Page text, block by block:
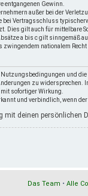
entgangenen Gewinn.
außer bei der
bei Vertragsschluss
Dies gilt auch für mittelbare
a bis c gilt sinngemäß
zwingendem nationalem
Nutzungsbedingungen und
zu
sofortiger Wirkung.
und verbindlich, wenn
mit deinen
Das Team • Alle